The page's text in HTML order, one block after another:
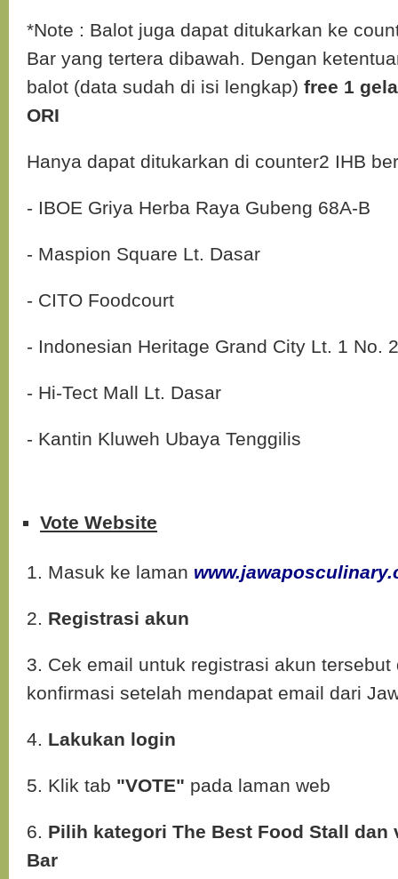
*Note : Balot juga dapat ditukarkan ke
Bar yang tertera dibawah. Dengan
balot (data sudah di isi lengkap) free 1
ORI
Hanya dapat ditukarkan di counter2 IHB
- IBOE Griya Herba Raya Gubeng 68A-B
- Maspion Square Lt. Dasar
- CITO Foodcourt
- Indonesian Heritage Grand City Lt. 1 No.
- Hi-Tect Mall Lt. Dasar
- Kantin Kluweh Ubaya Tenggilis
Vote Website
1. Masuk ke laman
2. Registrasi akun
3. Cek email untuk registrasi akun tersebut
konfirmasi setelah mendapat email dari
4. Lakukan login
5. Klik tab "VOTE" pada laman web
6. Pilih kategori The Best Food Stall dan
Bar